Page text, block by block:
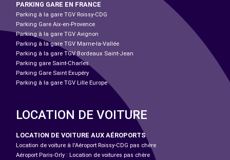
PARKING GARE EN FRANCE
Parking à la gare TGV Roissy-CDG
Parking Gare Aix-en-Provence
Parking à la gare TGV Avignon
Parking à la gare TGV Marne-la-Vallée
Parking à la gare TGV Bordeaux Saint-Jean
Parking gare Saint-Charles
Parking Gare Saint Exupéry
Parking à la gare TGV Lille Europe
LOCATION DE VOITURE
LOCATION DE VOITURE AUX AÉROPORTS
Location de voiture à l'Aéroport Roissy-CDG pas chère
Aéroport Paris-Orly : Location de voitures pas chère